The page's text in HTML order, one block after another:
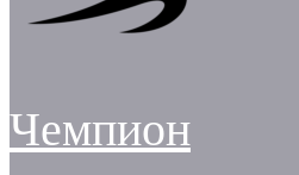
Чемпион